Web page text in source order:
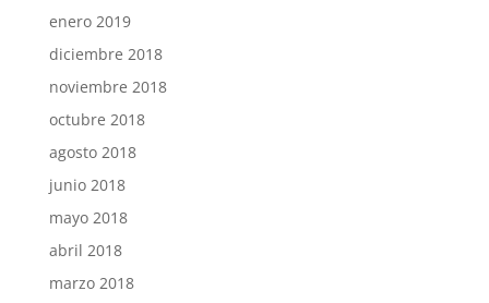
enero 2019
diciembre 2018
noviembre 2018
octubre 2018
agosto 2018
junio 2018
mayo 2018
abril 2018
marzo 2018